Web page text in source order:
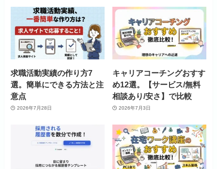
求職活動実績の作り方7
選。簡単にできる方法と注
意点
2026年7月28日
キャリアコーチングおすす
め12選。【サービス/無料
相談あり/安さ】で比較
2026年7月3日